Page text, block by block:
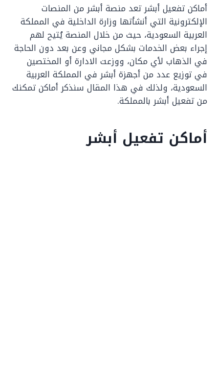
أماكن تفعيل أبشر تعد منصة أبشر من المنصات
الإلكترونية التي أنشأتها وزارة الداخلية في المملكة
العربية السعودية، حيث من خلال المنصة يُتيح لهم
إجراء بعض الخدمات بشكل مجاني وعن بعد دون الحاجة
في الذهاب لأي مكان، ووزعت الادارة أو المختصين
في توزيع عدد من أجهزة أبشر في المملكة العربية
السعودية، ولذلك في هذا المقال سنذكر أماكن تمكنك
من تفعيل أبشر بالمملكة.
أماكن تفعيل أبشر